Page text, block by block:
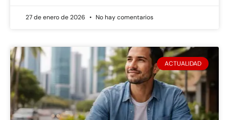
27 de enero de 2026 No hay comentarios
ACTUALIDAD